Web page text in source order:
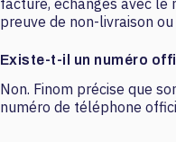
preuve de non-livraison ou
Existe-t-il un numéro
Non. Finom précise que
numéro de téléphone